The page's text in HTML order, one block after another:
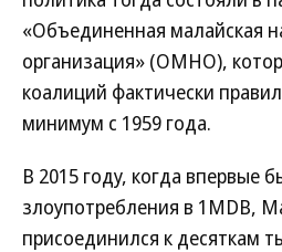
«Объединенная малайская
организация» (ОМНО),
коалиций фактически
минимум с 1959 года.
В 2015 году, когда впервые
злоупотребления в 1MDB,
присоединился к десяткам